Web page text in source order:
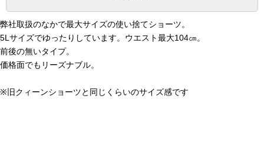
弊社取扱のなかで最大サイズの使い捨てショーツ。
5Lサイズでゆったりしています。ウエスト最大104㎝。
前後の無いタイプ。
価格面でもリーズナブル。
※旧クィーンショーツと同じくらいのサイズ感です